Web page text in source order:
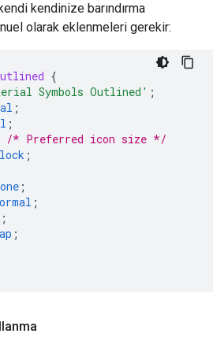
kendinize barındırma
olarak eklenmeleri gerekir:
{
Symbols Outlined' ;
;
;
/* Preferred icon size */
;
;
;
;
;